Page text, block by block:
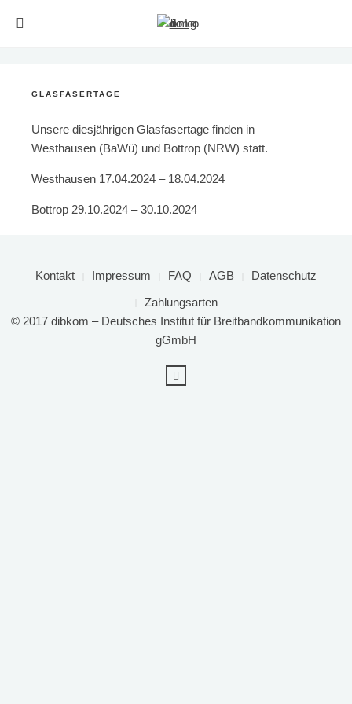
GLASFASERTAGE
Unsere diesjährigen Glasfasertage finden in
Westhausen (BaWü) und Bottrop (NRW) statt.
Westhausen 17.04.2024 – 18.04.2024
Bottrop 29.10.2024 – 30.10.2024
Kontakt Impressum FAQ AGB
Datenschutz
Zahlungsarten
© 2017 dibkom – Deutsches Institut für Breitbandkommunikation
gGmbH